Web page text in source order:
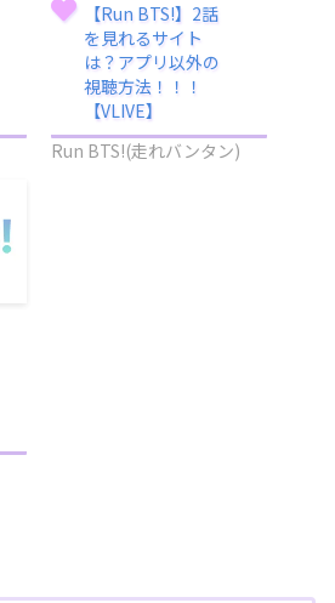
【Run BTS!】2話
を見れるサイト
は？アプリ以外の
視聴方法！！！
【VLIVE】
Run BTS!(走れバンタン)